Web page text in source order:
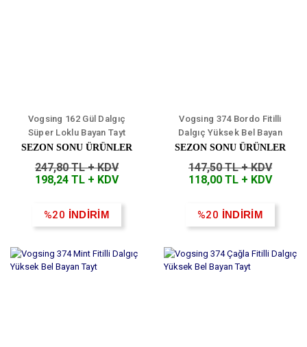
Vogsing 162 Gül Dalgıç
Süper Loklu Bayan Tayt
SEZON SONU ÜRÜNLER
247,80 TL + KDV
198,24 TL + KDV
%20 İNDİRİM
Vogsing 374 Bordo Fitilli
Dalgıç Yüksek Bel Bayan
Tayt
SEZON SONU ÜRÜNLER
147,50 TL + KDV
118,00 TL + KDV
%20 İNDİRİM